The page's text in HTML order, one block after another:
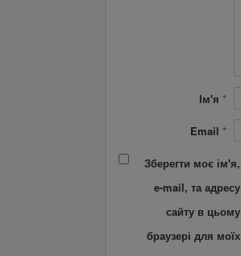
Ім'я *
Email *
Зберегти моє ім'я,
e-mail, та адресу
сайту в цьому
браузері для моїх